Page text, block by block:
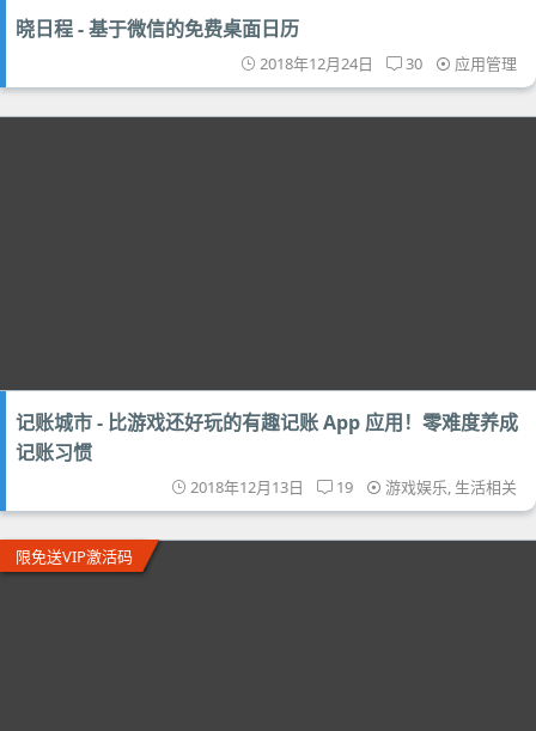
晓日程 - 基于微信的免费桌面日历
2018年12月24日 30 应用管理
记账城市 - 比游戏还好玩的有趣记账 App 应用！零难度养成
记账习惯
2018年12月13日 19 游戏娱乐, 生活相关
限免送VIP激活码